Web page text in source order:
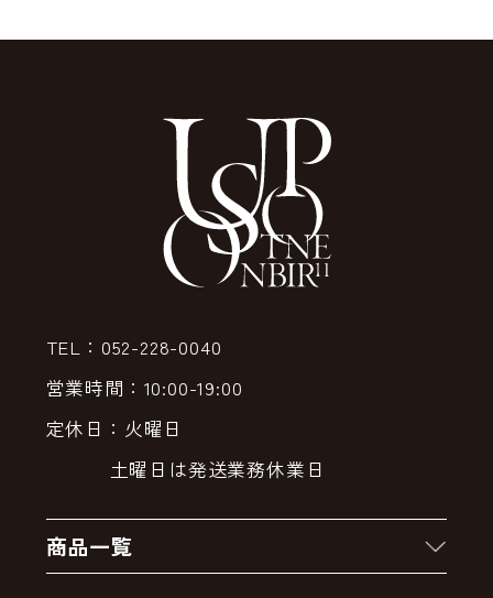
TEL：052-228-0040
営業時間：10:00-19:00
定休日：火曜日
土曜日は発送業務休業日
商品一覧